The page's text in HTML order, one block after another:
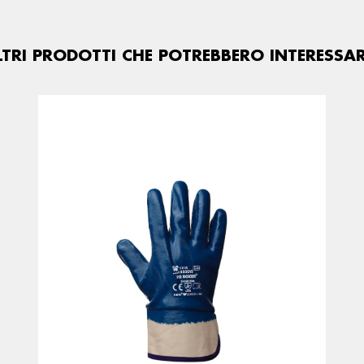
PRODOTTI CHE POTREBBERO